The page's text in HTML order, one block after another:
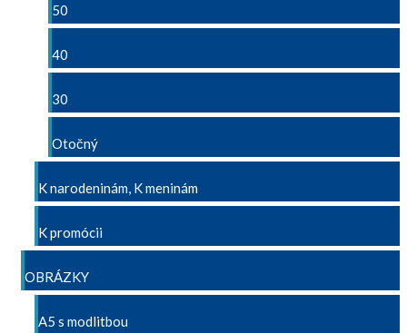
50
40
30
Otočný
K narodeninám, K meninám
K promócii
OBRÁZKY
A5 s modlitbou